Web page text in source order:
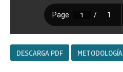
DESCARGA PDF METODOLOGÍA